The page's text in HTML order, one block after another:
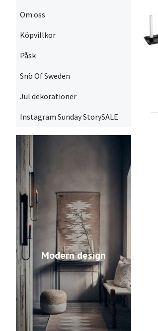
Om oss
Köpvillkor
Påsk
Snö Of Sweden
Jul dekorationer
Instagram Sunday StorySALE
Modern design